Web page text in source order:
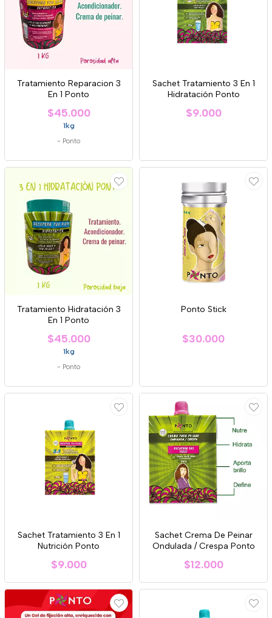
Tratamiento Reparacion 3
En 1 Ponto
$45.000
1kg
- Ponto
Sachet Tratamiento 3 En 1
Hidratación Ponto
$9.000
Tratamiento Hidratación 3
En 1 Ponto
$45.000
1kg
- Ponto
Ponto Stick
$30.000
Sachet Tratamiento 3 En 1
Nutrición Ponto
$9.000
Sachet Crema De Peinar
Ondulada / Crespa Ponto
$12.000